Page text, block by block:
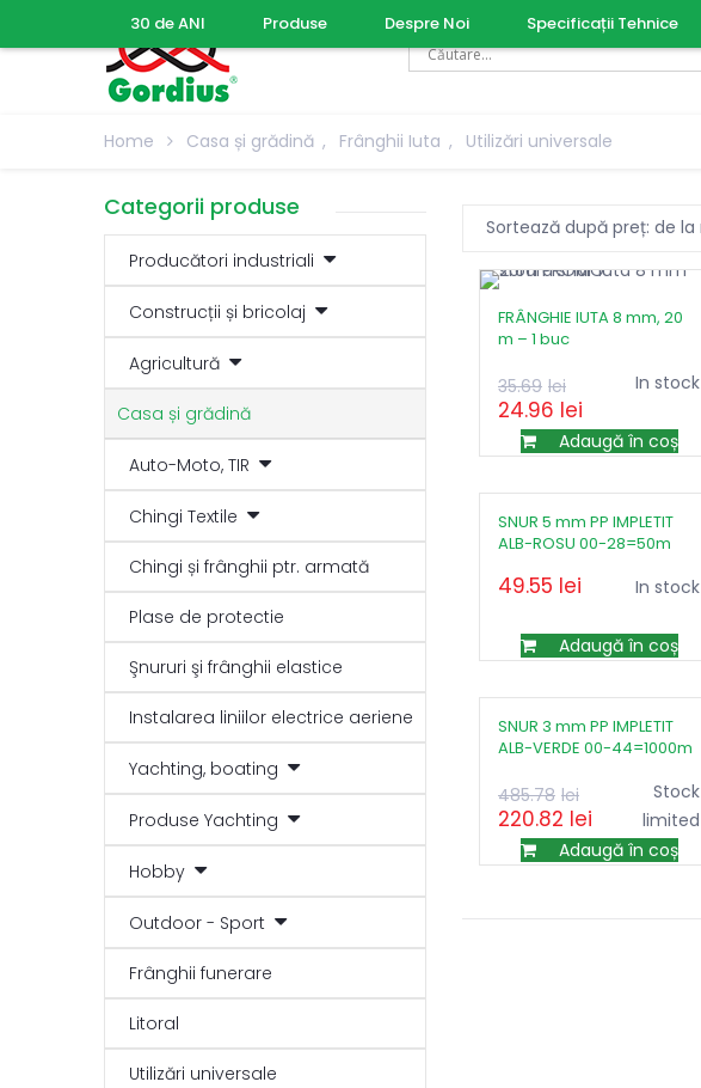
30 de ANI Produse Despre Noi Specificații Tehnice
Home Casa și grădină , Frânghii Iuta , Utilizări universale
FRÂNGHIE IUTA 8 mm, 20
m – 1 buc
In stock
35.69 leiPrețul
inițial
a
35.69lei.
24.96 lei
Prețul
curent
este:
Adaugă în coș
SNUR 5 mm PP IMPLETIT
ALB-ROSU 00-28=50m
In stock
49.55 lei
Adaugă în coș
SNUR 3 mm PP IMPLETIT
ALB-VERDE 00-44=1000m
Stock
limited
485.78 leiPrețul
inițial
a
220.82 lei
Prețul
curent
este:
Adaugă în coș
Categorii produse
Producători industriali
Construcții și bricolaj
Agricultură
Casa și grădină
Auto-Moto, TIR
Chingi Textile
Chingi și frânghii ptr. armată
Plase de protectie
Şnururi şi frânghii elastice
Instalarea liniilor electrice aeriene
Yachting, boating
Produse Yachting
Hobby
Outdoor - Sport
Frânghii funerare
Litoral
Utilizări universale